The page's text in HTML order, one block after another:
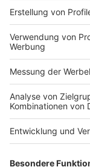
Prof. Dr. Christian
BB 2024, 2419
Arbeitsrecht
Blick/ BB - Die
Sonstiges